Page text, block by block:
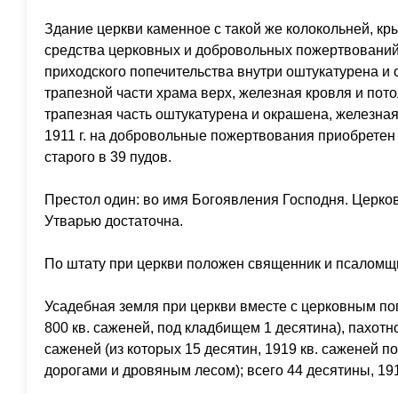
Здание церкви каменное с такой же колокольней,
средства церковных и добровольных
приходского попечительства внутри оштукатурена
трапезной части храма верх, железная кровля и
трапезная часть оштукатурена и окрашена,
1911 г. на добровольные пожертвования
старого в 39 пудов.
Престол один: во имя Богоявления Господня.
Утварью достаточна.
По штату при церкви положен священник и
Усадебная земля при церкви вместе с церковным
800 кв. саженей, под кладбищем 1 десятина),
саженей (из которых 15 десятин, 1919 кв. саженей
дорогами и дровяным лесом); всего 44 десятины,